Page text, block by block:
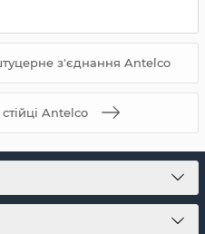
з'єднання Antelco
Antelco